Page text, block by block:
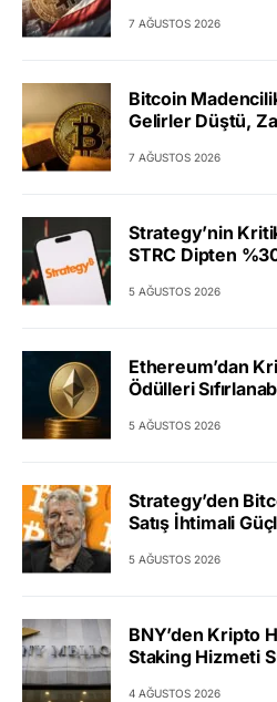
7 AĞUSTOS 2026
Bitcoin
Gelirler Düştü,
7 AĞUSTOS 2026
Strategy’nin
STRC Dipten
5 AĞUSTOS 2026
Ethereum’dan
Ödülleri
5 AĞUSTOS 2026
Strategy’den
Satış İhtimali
5 AĞUSTOS 2026
BNY’den Kripto
Staking Hizmeti
4 AĞUSTOS 2026